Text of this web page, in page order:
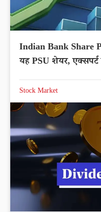
Indian Bank Share
यह PSU शेयर, एक्सपर्ट
Stock Market